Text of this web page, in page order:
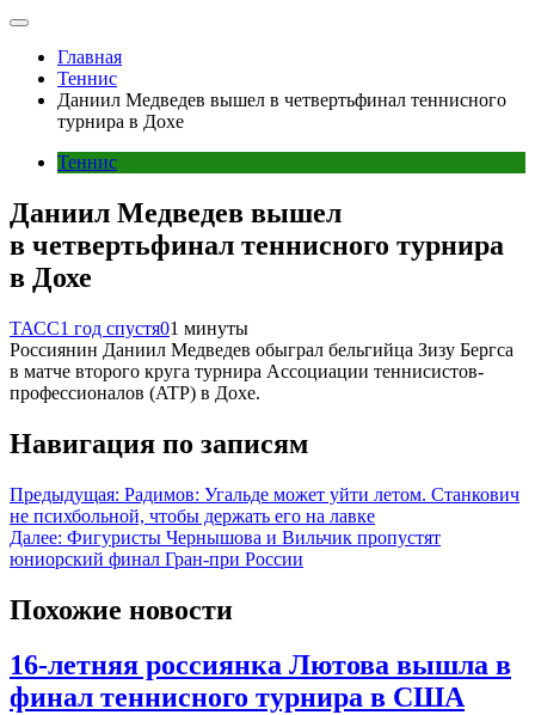
Главная
Теннис
Даниил Медведев вышел в четвертьфинал теннисного
турнира в Дохе
Теннис
Даниил Медведев вышел
в четвертьфинал теннисного турнира
в Дохе
ТАСС1 год спустя01 минуты
Россиянин Даниил Медведев обыграл бельгийца Зизу Бергса
в матче второго круга турнира Ассоциации теннисистов-
профессионалов (ATP) в Дохе.
Навигация по записям
Предыдущая: Радимов: Угальде может уйти летом. Станкович
не психбольной, чтобы держать его на лавке
Далее: Фигуристы Чернышова и Вильчик пропустят
юниорский финал Гран-при России
Похожие новости
16-летняя россиянка Лютова вышла в
финал теннисного турнира в США